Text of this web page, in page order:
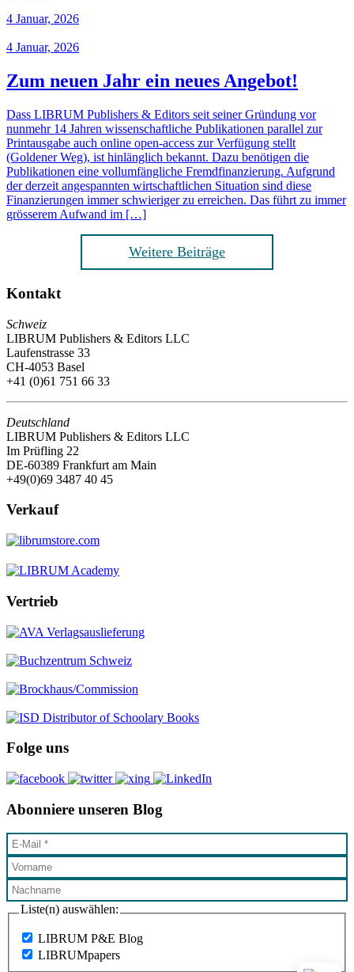
4 Januar, 2026
4 Januar, 2026
Zum neuen Jahr ein neues Angebot!
Dass LIBRUM Publishers & Editors seit seiner Gründung vor
nunmehr 14 Jahren wissenschaftliche Publikationen parallel zur
Printausgabe auch online open-access zur Verfügung stellt
(Goldener Weg), ist hinlänglich bekannt. Dazu benötigen die
Publikationen eine vollumfängliche Fremdfinanzierung. Aufgrund
der derzeit angespannten wirtschaftlichen Situation sind diese
Finanzierungen immer schwieriger zu erreichen. Das führt zu immer
grösserem Aufwand im […]
Weitere Beiträge
Kontakt
Schweiz
LIBRUM Publishers & Editors LLC
Laufenstrasse 33
CH-4053 Basel
+41 (0)61 751 66 33
Deutschland
LIBRUM Publishers & Editors LLC
Im Prüfling 22
DE-60389 Frankfurt am Main
+49(0)69 3487 40 45
Verkauf
Vertrieb
Folge uns
Abonniere unseren Blog
Liste(n) auswählen:
LIBRUM P&E Blog
LIBRUMpapers